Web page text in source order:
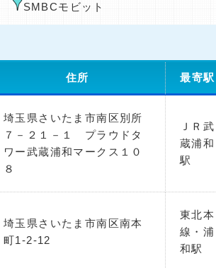
SMBCモビット
住所 最寄駅
埼玉県さいたま市南区別所
７－２１－１ プラウドタ
ワー武蔵浦和マークス１０
８
ＪＲ武
蔵浦和
駅
埼玉県さいたま市南区南本
町1-2-12
東北本
線・浦
和駅